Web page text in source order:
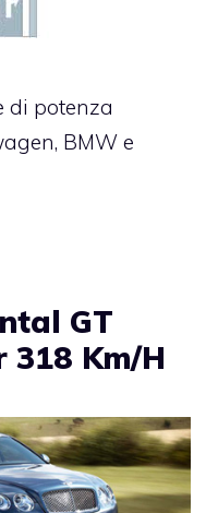
di potenza
BMW e
GT
318 Km/H